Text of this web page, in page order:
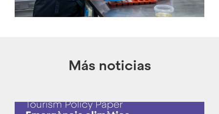
Facebook
TwitterWhatsApp
LinkedIn
Más noticias